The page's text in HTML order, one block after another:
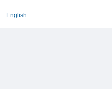
English